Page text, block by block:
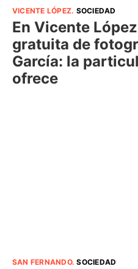
VICENTE LÓPEZ. SOCIEDAD
En Vicente
gratuita de
García: la
ofrece
SAN FERNANDO.SOCIEDAD